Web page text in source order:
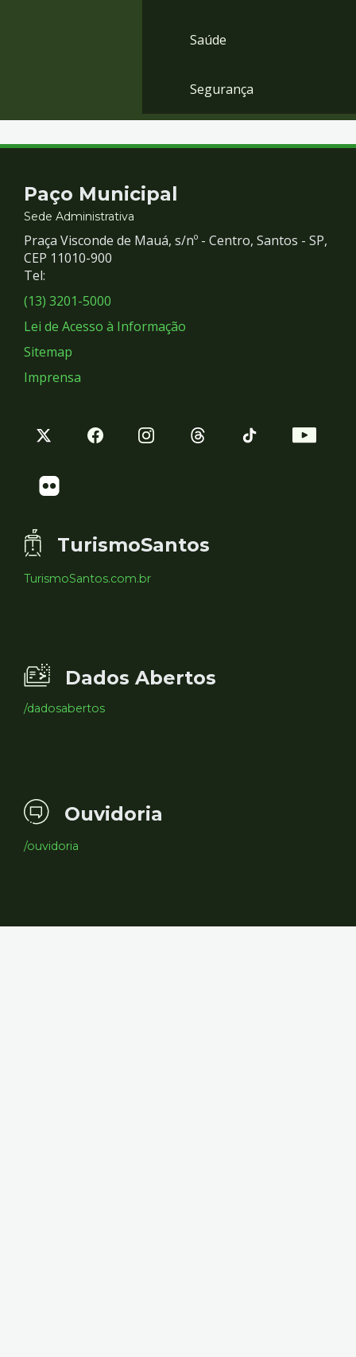
Saúde
Segurança
Contato
e
Redes
Sociais
Paço Municipal
Sede Administrativa
Praça Visconde de Mauá, s/nº - Centro, Santos - SP,
CEP 11010-900
Tel:
(13) 3201-5000
Lei de Acesso à Informação
Sitemap
Imprensa
TurismoSantos
TurismoSantos.com.br
Dados Abertos
/dadosabertos
Ouvidoria
/ouvidoria